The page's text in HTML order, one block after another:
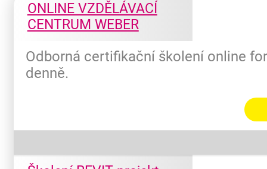
ONLINE VZDĚLÁVACÍ
CENTRUM WEBER
Odborná certifikační školení online
denně.